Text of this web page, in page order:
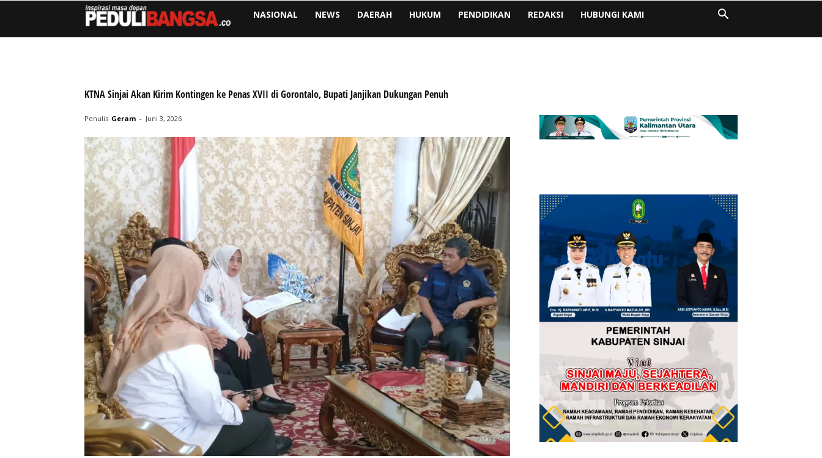
NASIONAL NEWS DAERAH HUKUM PENDIDIKAN REDAKSI HUBUNGI KAMI
KTNA Sinjai Akan Kirim Kontingen ke Penas XVII di Gorontalo, Bupati Janjikan Dukungan Penuh
Penulis Geram - Juni 3, 2026